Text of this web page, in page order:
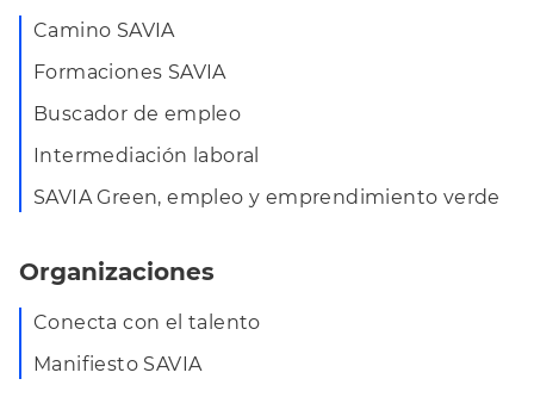
Camino SAVIA
Formaciones SAVIA
Buscador de empleo
Intermediación laboral
SAVIA Green, empleo y emprendimiento verde
Organizaciones
Conecta con el talento
Manifiesto SAVIA